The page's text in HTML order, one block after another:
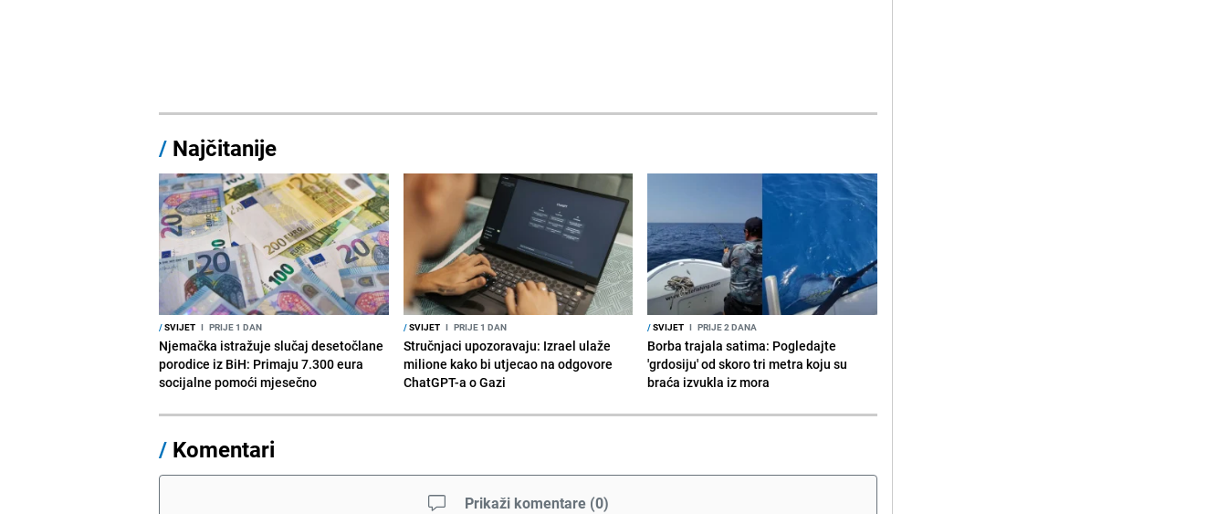
/ Najčitanije
/SVIJET I PRIJE 1 DAN
Njemačka istražuje slučaj desetočlane
porodice iz BiH: Primaju 7.300 eura
socijalne pomoći mjesečno
/SVIJET I PRIJE 1 DAN
Stručnjaci upozoravaju: Izrael ulaže
milione kako bi utjecao na odgovore
ChatGPT-a o Gazi
/SVIJET I PRIJE 2 DANA
Borba trajala satima: Pogledajte
'grdosiju' od skoro tri metra koju su
braća izvukla iz mora
/ Komentari
Prikaži komentare (0)